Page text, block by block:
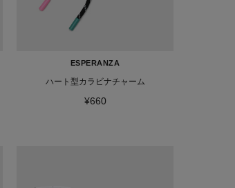
ESPERANZA
ハート型カラビナチャーム
¥660